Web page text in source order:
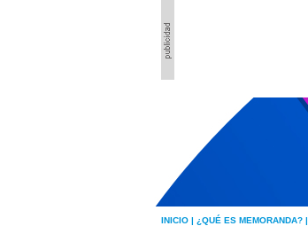
INICIO | ¿QUÉ ES MEMORANDA? |